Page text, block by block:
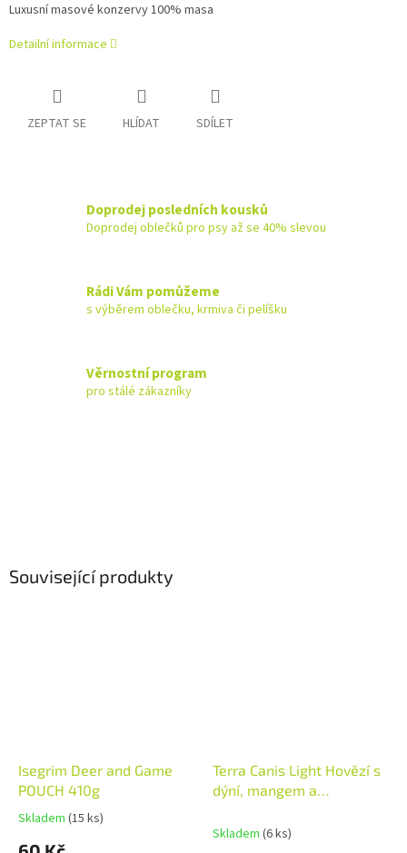
Luxusní masové konzervy 100% masa
Detailní informace
ZEPTAT SE HLÍDAT SDÍLET
Doprodej posledních kousků
Doprodej oblečků pro psy až se 40% slevou
Rádi Vám pomůžeme
s výběrem oblečku, krmiva či pelíšku
Věrnostní program
pro stálé zákazníky
Související produkty
Isegrim Deer and Game
POUCH 410g
Průměrné
Skladem (15 ks)
Terra Canis Light Hovězí s
dýní, mangem a
Skladem (6 ks)